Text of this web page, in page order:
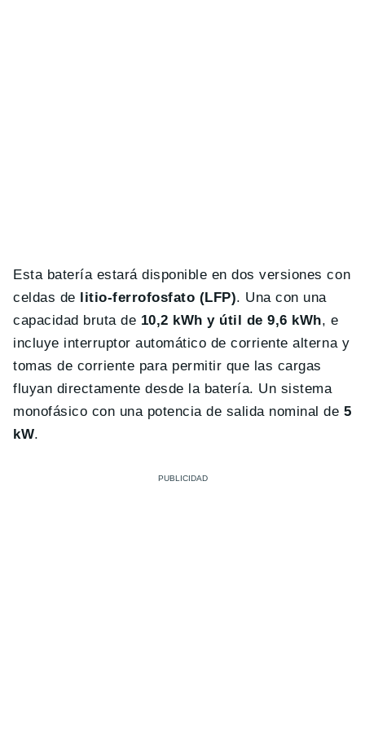
Esta batería estará disponible en dos versiones con
celdas de litio-ferrofosfato (LFP). Una con una
capacidad bruta de 10,2 kWh y útil de 9,6 kWh, e
incluye interruptor automático de corriente alterna y
tomas de corriente para permitir que las cargas
fluyan directamente desde la batería. Un sistema
monofásico con una potencia de salida nominal de 5
kW.